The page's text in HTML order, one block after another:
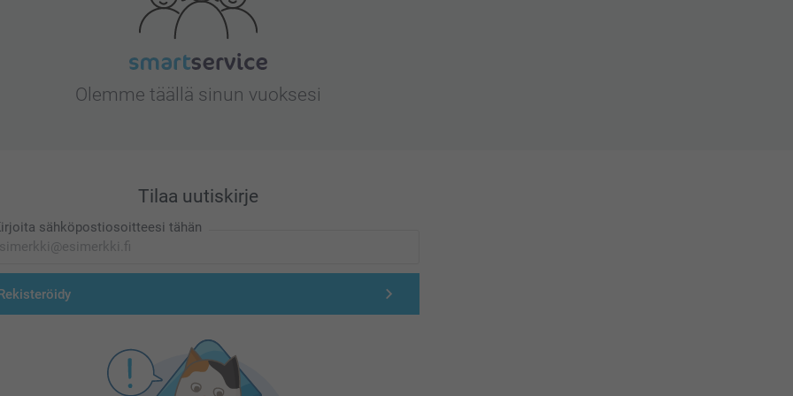
Olemme täällä sinun vuoksesi
Tilaa uutiskirje
sähköpostiosoitteesi tähän